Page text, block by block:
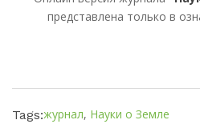
представлена только в
Tags:журнал, Науки о Земле